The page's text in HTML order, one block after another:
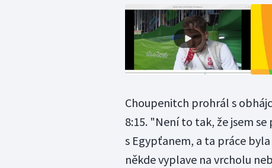
Choupenitch prohrál s
8:15. "Není to tak, že jsem
s Egypťanem, a ta práce
někde vyplave na vrcholu